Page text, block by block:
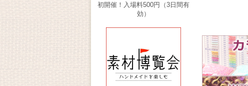
初開催！入場料500円（3日間有
効）